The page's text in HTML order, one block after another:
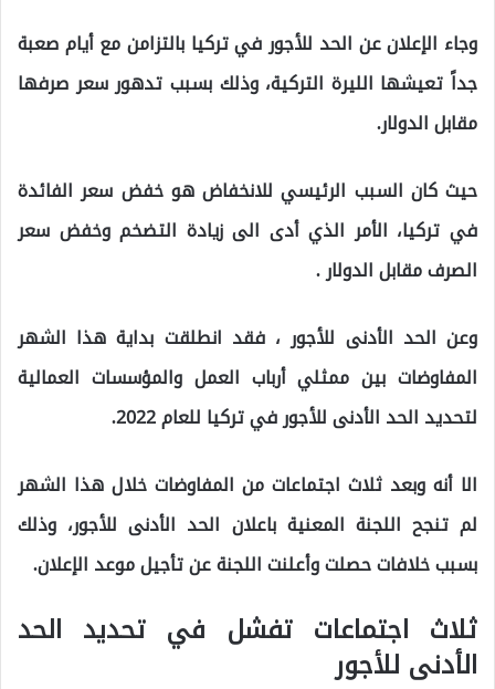
وجاء الإعلان عن الحد للأجور في تركيا بالتزامن مع أيام صعبة
جداً تعيشها الليرة التركية، وذلك بسبب تدهور سعر صرفها
مقابل الدولار.
حيث كان السبب الرئيسي للانخفاض هو خفض سعر الفائدة
في تركيا، الأمر الذي أدى الى زيادة التضخم وخفض سعر
الصرف مقابل الدولار .
وعن الحد الأدنى للأجور ، فقد انطلقت بداية هذا الشهر
المفاوضات بين ممثلي أرباب العمل والمؤسسات العمالية
لتحديد الحد الأدنى للأجور في تركيا للعام 2022.
الا أنه وبعد ثلاث اجتماعات من المفاوضات خلال هذا الشهر
لم تنجح اللجنة المعنية باعلان الحد الأدنى للأجور، وذلك
بسبب خلافات حصلت وأعلنت اللجنة عن تأجيل موعد الإعلان.
ثلاث اجتماعات تفشل في تحديد الحد
الأدنى للأجور